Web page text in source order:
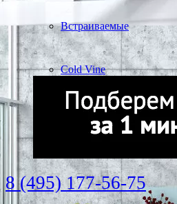
Встраиваемые
Cold Vine
8 (495) 177-56-75